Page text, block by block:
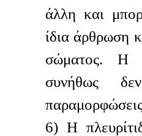
άλλη και
ίδια άρθρωση
σώματος. Η
συνήθως
6) Η